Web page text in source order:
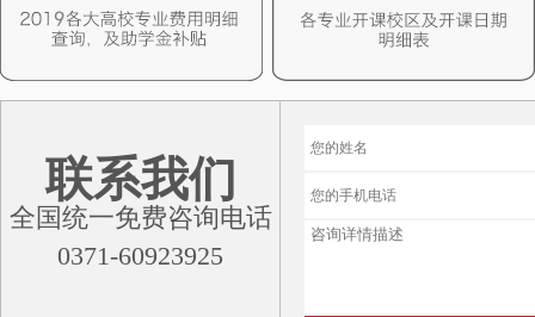
联系我们
全国统一免费咨询电话
0371-60923925